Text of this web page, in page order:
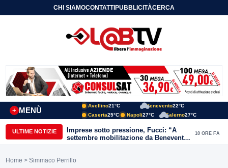
CHI SIAMOCONTATTIPUBBLICITÀCERCA
MENÙ
+
Avellino21°C Benevento22°C
Caserta25°C Napoli27°C Salerno27°C
ULTIME NOTIZIE
Imprese sotto pressione, Fucci: “A
settembre mobilitazione da Benevento
e Avellino”
10 ORE FA
Home > Simmaco Perrillo